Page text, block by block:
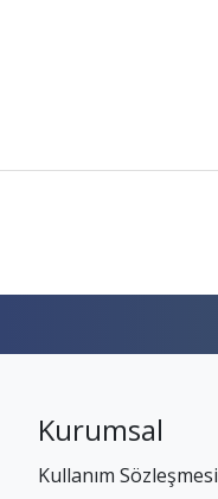
Kurumsal
Kullanım Sözleşmesi